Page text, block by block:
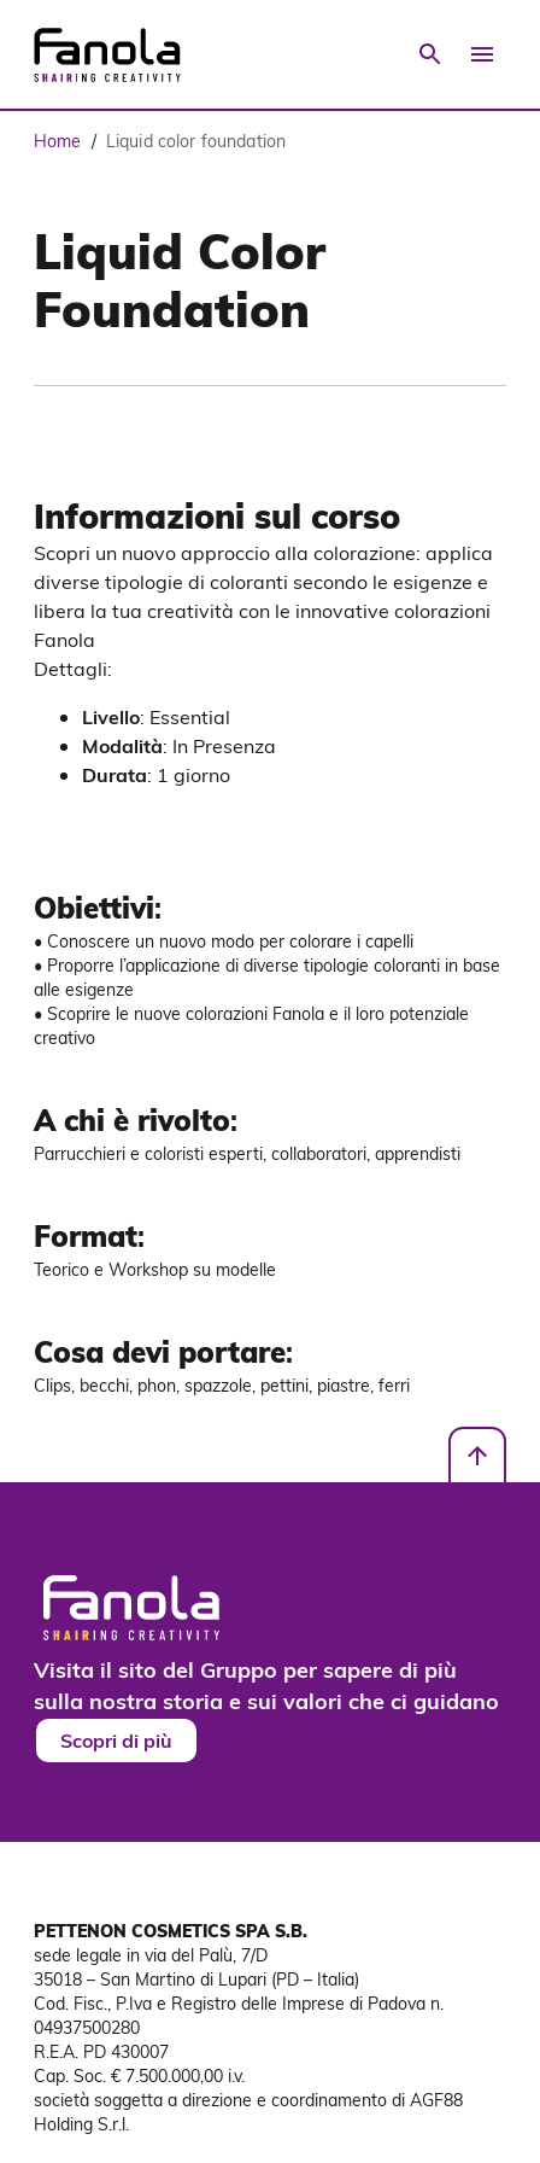
Home / Liquid color foundation
Liquid Color
Foundation
Informazioni sul corso
Scopri un nuovo approccio alla colorazione: applica
diverse tipologie di coloranti secondo le esigenze e
libera la tua creatività con le innovative colorazioni
Fanola
Dettagli:
Livello: Essential
Modalità: In Presenza
Durata: 1 giorno
Obiettivi:
• Conoscere un nuovo modo per colorare i capelli
• Proporre l’applicazione di diverse tipologie coloranti in base
alle esigenze
• Scoprire le nuove colorazioni Fanola e il loro potenziale
creativo
A chi è rivolto:
Parrucchieri e coloristi esperti, collaboratori, apprendisti
Format:
Teorico e Workshop su modelle
Cosa devi portare:
Clips, becchi, phon, spazzole, pettini, piastre, ferri
Visita il sito del Gruppo per sapere di più
sulla nostra storia e sui valori che ci guidano
Scopri di più
PETTENON COSMETICS SPA S.B.
sede legale in via del Palù, 7/D
35018 – San Martino di Lupari (PD – Italia)
Cod. Fisc., P.Iva e Registro delle Imprese di Padova n.
04937500280
R.E.A. PD 430007
Cap. Soc. € 7.500.000,00 i.v.
società soggetta a direzione e coordinamento di AGF88
Holding S.r.l.